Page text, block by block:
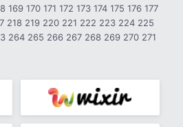
169 170 171 172 173 174 175 176 177
218 219 220 221 222 223 224 225
264 265 266 267 268 269 270 271